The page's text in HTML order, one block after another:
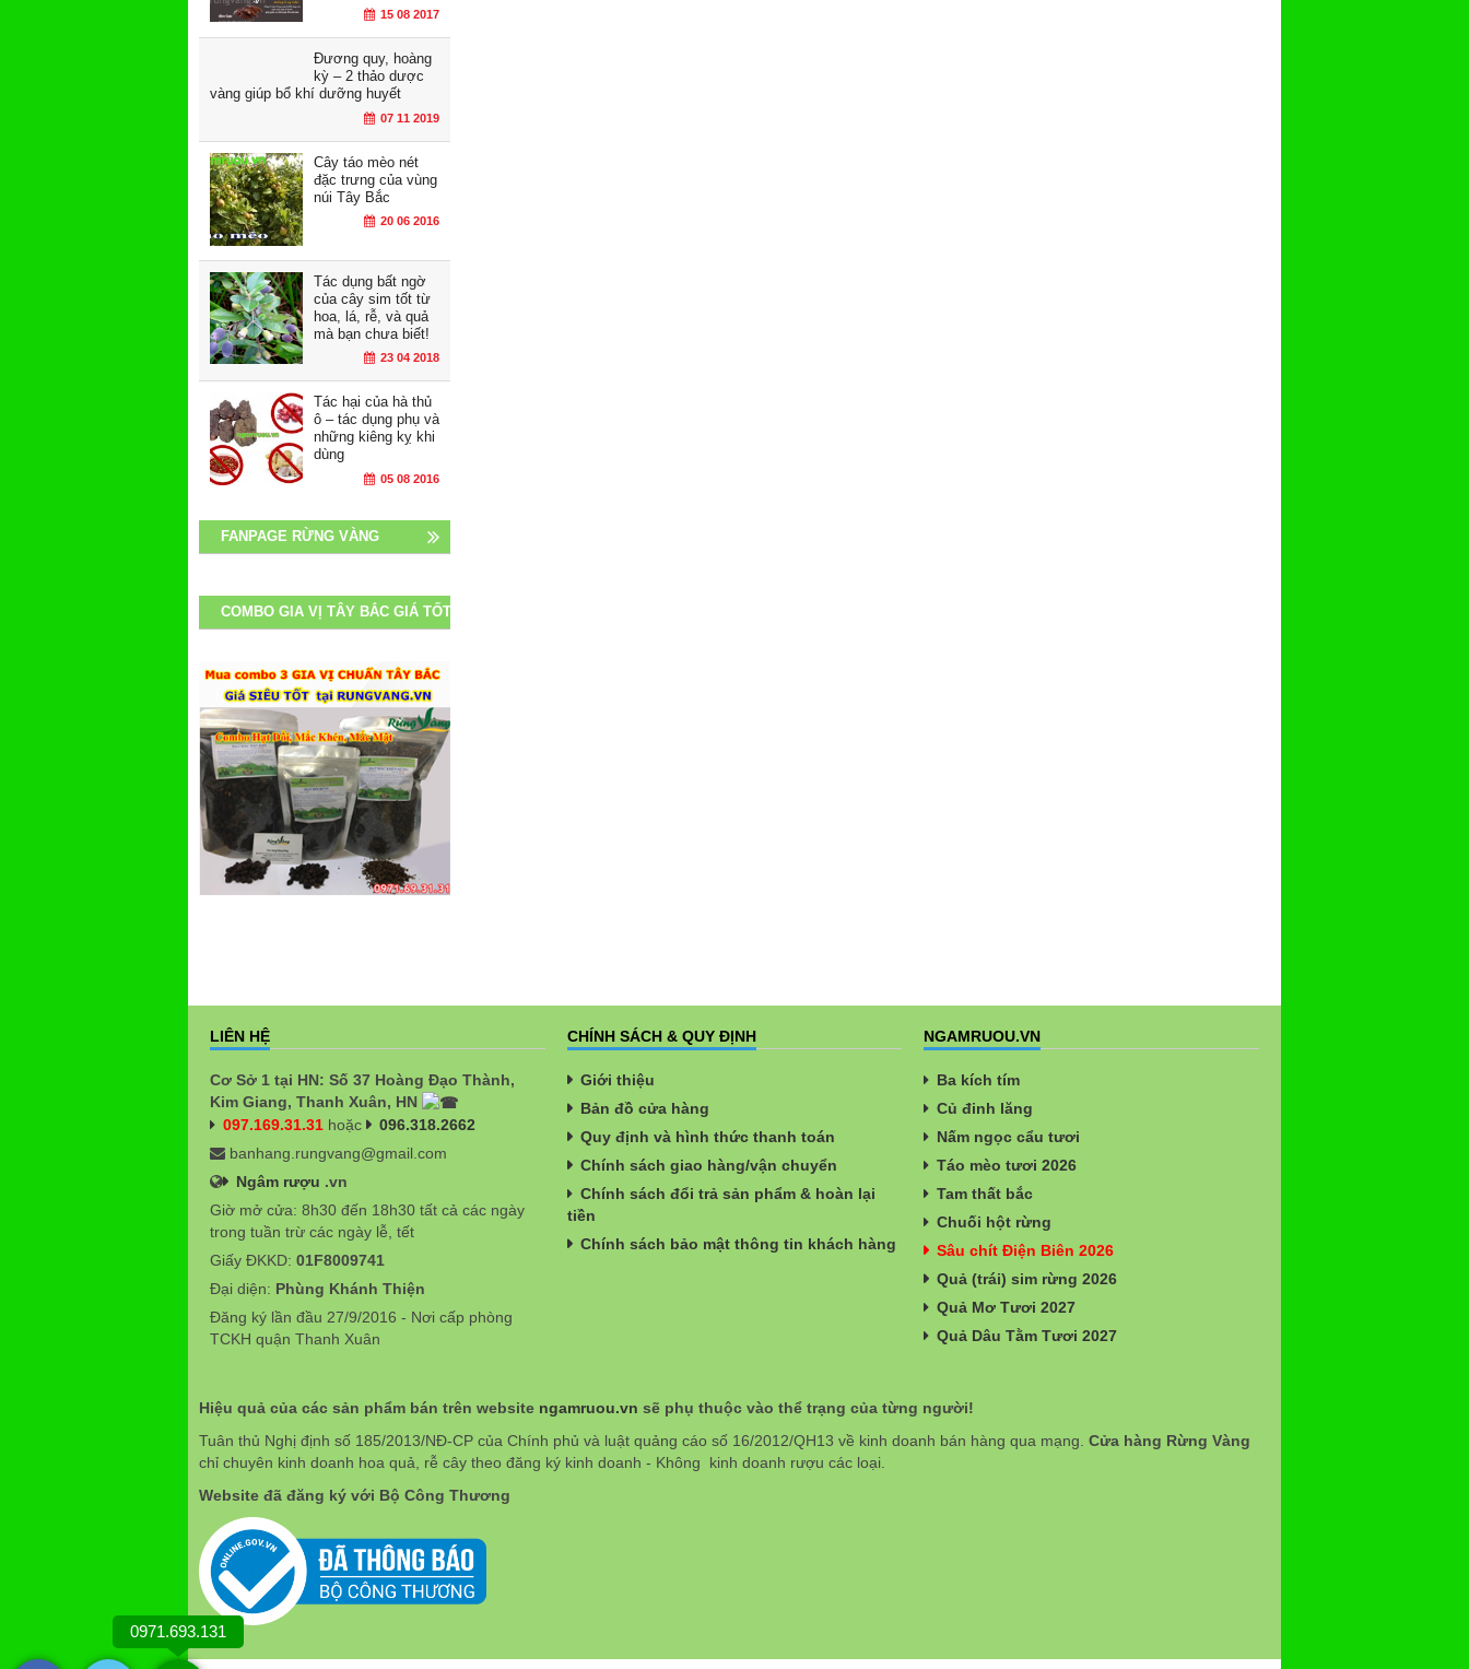
15 08 2017
Đương quy, hoàng
kỳ – 2 thảo dược
vàng giúp bổ khí dưỡng huyết
07 11 2019
Cây táo mèo nét
đặc trưng của vùng
núi Tây Bắc
20 06 2016
Tác dụng bất ngờ
của cây sim tốt từ
hoa, lá, rễ, và quả
mà bạn chưa biết!
23 04 2018
Tác hại của hà thủ
ô – tác dụng phụ và
những kiêng kỵ khi
dùng
05 08 2016
FANPAGE RỪNG VÀNG
COMBO GIA VỊ TÂY BẮC GIÁ TỐT
LIÊN HỆ
Cơ Sở 1 tại HN: Số 37 Hoàng Đạo Thành,
Kim Giang, Thanh Xuân, HN
097.169.31.31 hoặc
096.318.2662
banhang.rungvang@gmail.com
Ngâm rượu .vn
Giờ mở cửa: 8h30 đến 18h30 tất cả các ngày
trong tuần trừ các ngày lễ, tết
Giấy ĐKKD: 01F8009741
Đại diện: Phùng Khánh Thiện
Đăng ký lần đầu 27/9/2016 - Nơi cấp phòng
TCKH quận Thanh Xuân
CHÍNH SÁCH & QUY ĐỊNH
Giới thiệu
Bản đồ cửa hàng
Quy định và hình thức thanh toán
Chính sách giao hàng/vận chuyển
Chính sách đổi trả sản phẩm & hoàn lại
tiền
Chính sách bảo mật thông tin khách hàng
NGAMRUOU.VN
Ba kích tím
Củ đinh lăng
Nấm ngọc cẩu tươi
Táo mèo tươi 2026
Tam thất bắc
Chuối hột rừng
Sâu chít Điện Biên 2026
Quả (trái) sim rừng 2026
Quả Mơ Tươi 2027
Quả Dâu Tằm Tươi 2027
Hiệu quả của các sản phẩm bán trên website ngamruou.vn sẽ phụ thuộc vào thể trạng của từng người!
Tuân thủ Nghị định số 185/2013/NĐ-CP của Chính phủ và luật quảng cáo số 16/2012/QH13 về kinh doanh bán hàng qua mạng. Cửa hàng Rừng Vàng
chỉ chuyên kinh doanh hoa quả, rễ cây theo đăng ký kinh doanh - Không kinh doanh rượu các loại.
Website đã đăng ký với Bộ Công Thương
0971.693.131